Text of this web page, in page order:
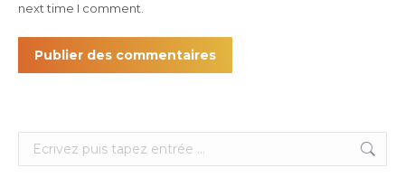
next time I comment.
Publier des commentaires
Search: